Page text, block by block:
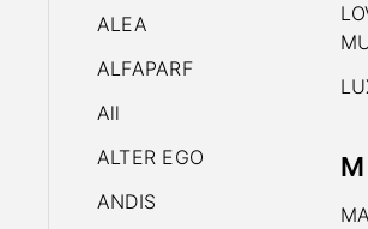
ALEA
ALFAPARF
All
ALTER EGO
ANDIS
M